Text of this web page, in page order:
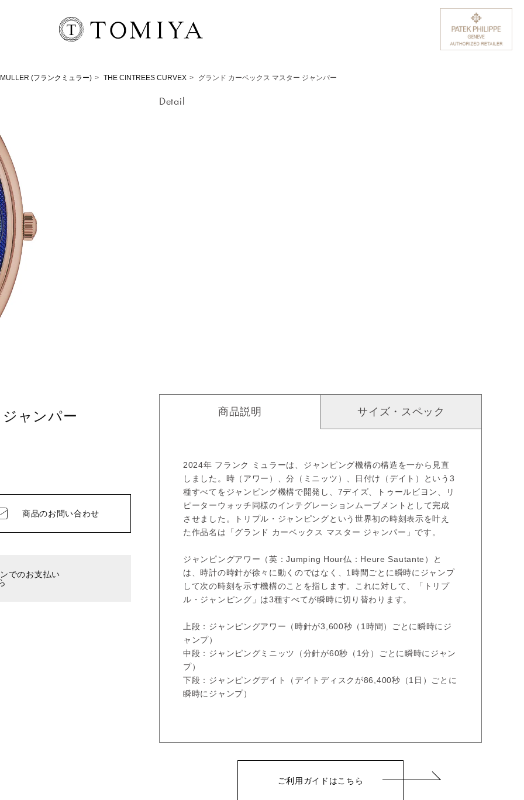
(フランクミュラー) THE CINTREES CURVEX グランド カーベックス マスター ジャンパー
Detail
ャンパー
商品のお問い合わせ
でのお支払い
商品説明 サイズ・スペック
2024年 フランク ミュラーは、ジャンピング機構の構造を一から見直
しました。時（アワー）、分（ミニッツ）、日付け（デイト）という3
種すべてをジャンピング機構で開発し、7デイズ、トゥールビヨン、リ
ピーターウォッチ同様のインテグレーションムーブメントとして完成
させました。トリプル・ジャンピングという世界初の時刻表示を叶え
た作品名は「グランド カーベックス マスター ジャンパー」です。
ジャンピングアワー（英：Jumping Hour仏：Heure Sautante）と
は、時計の時針が徐々に動くのではなく、1時間ごとに瞬時にジャンプ
して次の時刻を示す機構のことを指します。これに対して、「トリプ
ル・ジャンピング」は3種すべてが瞬時に切り替わります。
上段：ジャンピングアワー（時針が3,600秒（1時間）ごとに瞬時にジ
ャンプ）
中段：ジャンピングミニッツ（分針が60秒（1分）ごとに瞬時にジャン
プ）
下段：ジャンピングデイト（デイトディスクが86,400秒（1日）ごとに
瞬時にジャンプ）
ご利用ガイドはこちら